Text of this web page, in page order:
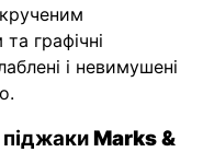
графічні
і невимушені
піджакиMarks &